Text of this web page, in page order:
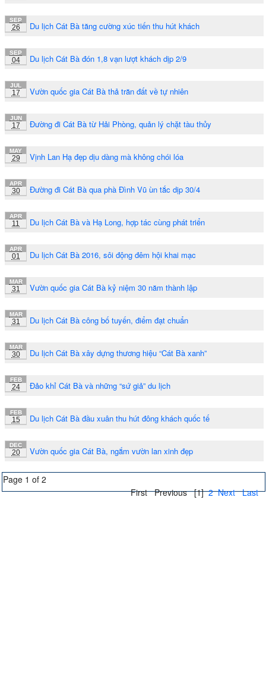
SEP
26 Du lịch Cát Bà tăng cường xúc tiến thu hút khách
SEP
04 Du lịch Cát Bà đón 1,8 vạn lượt khách dịp 2/9
JUL
17 Vườn quốc gia Cát Bà thả trăn đất về tự nhiên
JUN
17 Đường đi Cát Bà từ Hải Phòng, quản lý chặt tàu thủy
MAY
29 Vịnh Lan Hạ đẹp dịu dàng mà không chói lóa
APR
30 Đường đi Cát Bà qua phà Đình Vũ ùn tắc dịp 30/4
APR
11 Du lịch Cát Bà và Hạ Long, hợp tác cùng phát triển
APR
01 Du lịch Cát Bà 2016, sôi động đêm hội khai mạc
MAR
31 Vườn quốc gia Cát Bà kỷ niệm 30 năm thành lập
MAR
31 Du lịch Cát Bà công bố tuyến, điểm đạt chuẩn
MAR
30 Du lịch Cát Bà xây dựng thương hiệu “Cát Bà xanh”
FEB
24 Đảo khỉ Cát Bà và những “sứ giả” du lịch
FEB
15 Du lịch Cát Bà đầu xuân thu hút đông khách quốc tế
DEC
20 Vườn quốc gia Cát Bà, ngắm vườn lan xinh đẹp
Page 1 of 2
First Previous [1] 2 Next Last